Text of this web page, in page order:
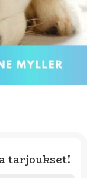
tarjoukset!